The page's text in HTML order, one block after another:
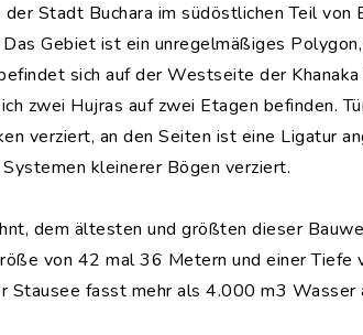
Stadt Buchara im südöstlichen Teil von
Gebiet ist ein unregelmäßiges
sich auf der Westseite der
zwei Hujras auf zwei Etagen befinden.
verziert, an den Seiten ist eine Ligatur
kleinerer Bögen verziert.
dem ältesten und größten dieser
von 42 mal 36 Metern und einer Tiefe
fasst mehr als 4.000 m3 Wasser